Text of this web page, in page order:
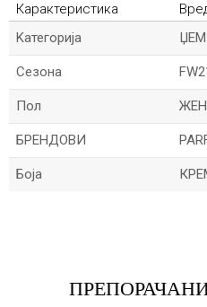
Карактеристика
Kатегорија
Сезона
Пол
БРЕНДОВИ
Боја